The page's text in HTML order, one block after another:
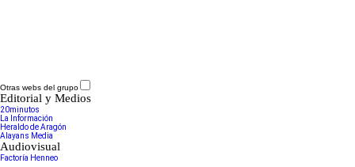
Otras webs del grupo
Editorial y Medios
20minutos
La Información
Heraldo de Aragón
Alayans Media
Audiovisual
Factoría Henneo